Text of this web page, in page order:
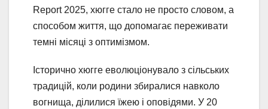
Report 2025, хюгге стало не просто словом, а
способом життя, що допомагає переживати
темні місяці з оптимізмом.
Історично хюгге еволюціонувало з сільських
традицій, коли родини збиралися навколо
вогнища, ділилися їжею і оповідями. У 20